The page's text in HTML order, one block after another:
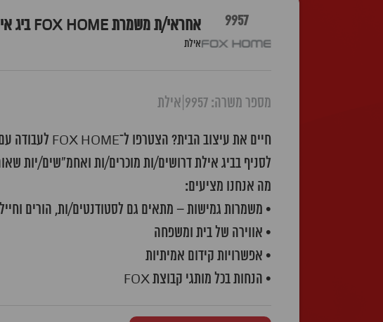
9957 אחראי/ת משמרת FOX HOME ביג אילת
אילת
מספר משרה: 9957 אילת
חיים את עיצוב הבית? הצטרפו ל־FOX HOME לעבודה עם סטייל, השראה ואנשים טובים ברשת הכי חמימה ומעוצבת שיש!
לסניף בביג אילת דרושים/ות מוכרים/ות ואחמ"שים/יות
מה אנחנו מציעים:
• משמרות גמישות – מתאים גם לסטודנטים/ות, הורים
• אווירה של בית ומשפחה
• אפשרויות קידום אמיתיות
• הנחות בכל מותגי קבוצת FOX